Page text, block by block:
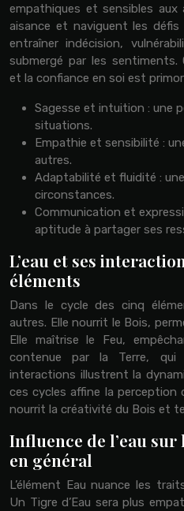
empathiques et sensibles aux
aisance et naviguent les défis
entraîner indécision,
submergé par les sentiments.
et la confiance en soi est
Sagesse et intuition : une
situations.
Empathie et sensibilité :
autres.
Adaptabilité et fluidité :
circonstances.
Communication et
aptitude à partager ses
L’eau et ses
éléments
Dans le cycle des cinq
autres. Elle nourrit le Bois,
Elle maîtrise le Feu,
contenue par la Terre, qui
interactions illustrent la
ces cycles affine la perception
nourrit la créativité du Bois et
Influence de l’eau
en général
L’élément Eau nuance les
Un Tigre d’Eau sera plus